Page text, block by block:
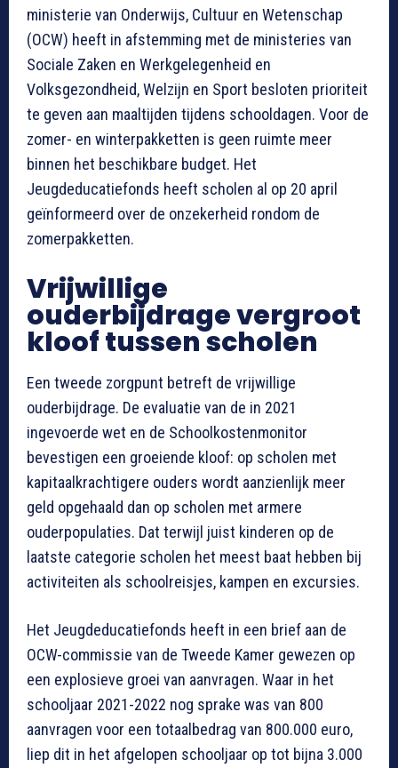
ministerie van Onderwijs, Cultuur en Wetenschap
(OCW) heeft in afstemming met de ministeries van
Sociale Zaken en Werkgelegenheid en
Volksgezondheid, Welzijn en Sport besloten prioriteit
te geven aan maaltijden tijdens schooldagen. Voor de
zomer- en winterpakketten is geen ruimte meer
binnen het beschikbare budget. Het
Jeugdeducatiefonds heeft scholen al op 20 april
geïnformeerd over de onzekerheid rondom de
zomerpakketten.
Vrijwillige
ouderbijdrage vergroot
kloof tussen scholen
Een tweede zorgpunt betreft de vrijwillige
ouderbijdrage. De evaluatie van de in 2021
ingevoerde wet en de Schoolkostenmonitor
bevestigen een groeiende kloof: op scholen met
kapitaalkrachtigere ouders wordt aanzienlijk meer
geld opgehaald dan op scholen met armere
ouderpopulaties. Dat terwijl juist kinderen op de
laatste categorie scholen het meest baat hebben bij
activiteiten als schoolreisjes, kampen en excursies.
Het Jeugdeducatiefonds heeft in een brief aan de
OCW-commissie van de Tweede Kamer gewezen op
een explosieve groei van aanvragen. Waar in het
schooljaar 2021-2022 nog sprake was van 800
aanvragen voor een totaalbedrag van 800.000 euro,
liep dit in het afgelopen schooljaar op tot bijna 3.000